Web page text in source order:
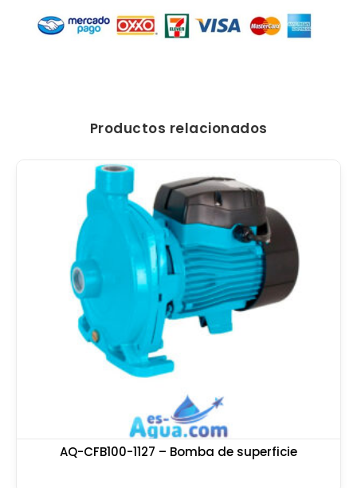
Productos relacionados
AQ-CFB100-1127 – Bomba de superficie